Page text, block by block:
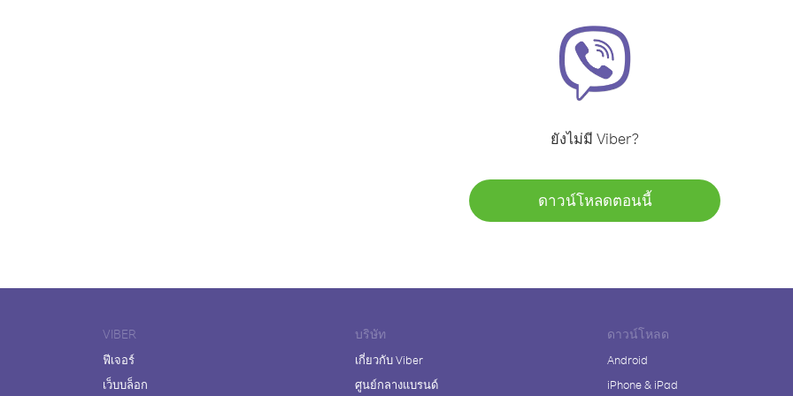
ยังไม่มี Viber?
ดาวน์โหลดตอนนี้
VIBER
ฟีเจอร์
เว็บบล็อก
บริษัท
เกี่ยวกับ Viber
ศูนย์กลางแบรนด์
ดาวน์โหลด
Android
iPhone & iPad